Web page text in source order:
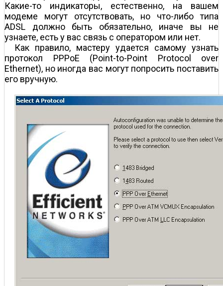
Какие-то индикаторы, естественно, на вашем
модеме могут отсутствовать, но что-либо типа
ADSL должно быть обязательно, иначе вы не
узнаете, есть у вас связь с оператором или нет.
Как правило, мастеру удается самому узнать
протокол PPPoE (Point-to-Point Protocol over
Ethernet), но иногда вас могут попросить поставить
его вручную.